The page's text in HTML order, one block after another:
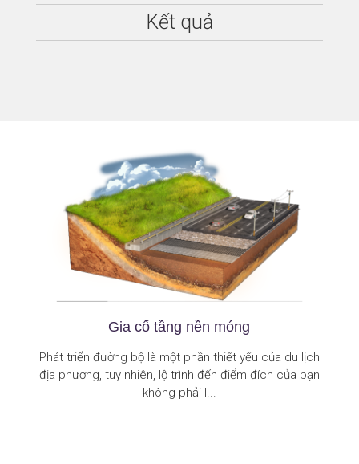
Kết quả
Gia cố tầng nền móng
Phát triển đường bộ là một phần thiết yếu của du lịch
địa phương, tuy nhiên, lộ trình đến điểm đích của bạn
không phải l...